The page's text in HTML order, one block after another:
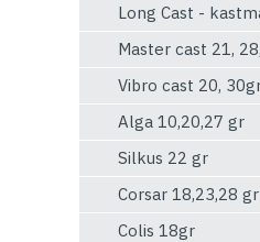
Long Cast -
Vibro cast 20,
Alga 10,20,27 gr
Silkus 22 gr
Corsar 18,23,28 gr
Colis 18gr